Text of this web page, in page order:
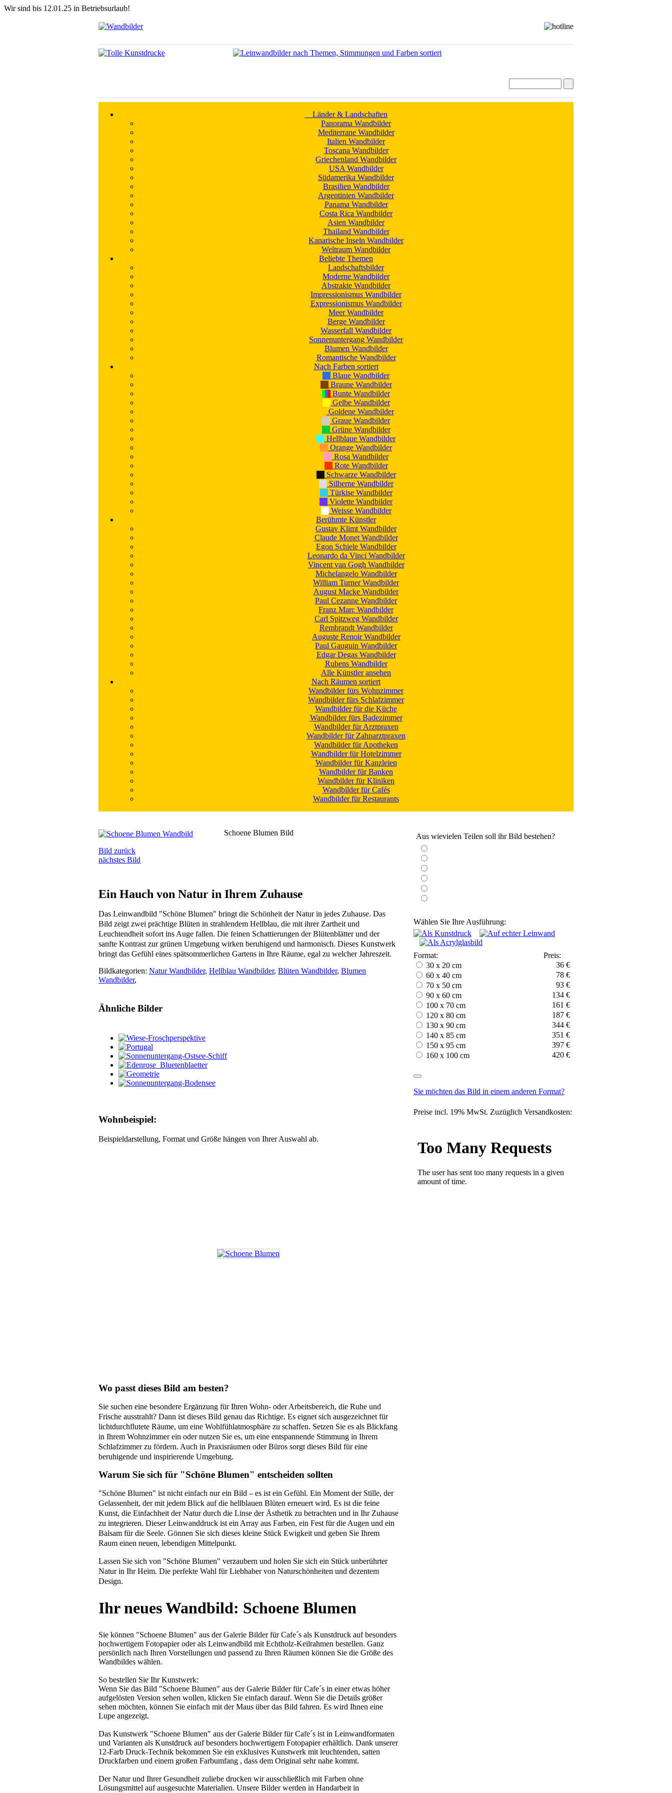
Wir sind bis 12.01.25 in Betriebsurlaub!
Länder & Landschaften
Panorama Wandbilder
Mediterrane Wandbilder
Italien Wandbilder
Toscana Wandbilder
Griechenland Wandbilder
USA Wandbilder
Südamerika Wandbilder
Brasilien Wandbilder
Argentinien Wandbilder
Panama Wandbilder
Costa Rica Wandbilder
Asien Wandbilder
Thailand Wandbilder
Kanarische Inseln Wandbilder
Weltraum Wandbilder
Beliebte Themen
Landschaftsbilder
Moderne Wandbilder
Abstrakte Wandbilder
Impressionismus Wandbilder
Expressionismus Wandbilder
Meer Wandbilder
Berge Wandbilder
Wasserfall Wandbilder
Sonnenuntergang Wandbilder
Blumen Wandbilder
Romantische Wandbilder
Nach Farben sortiert
Blaue Wandbilder
Braune Wandbilder
Bunte Wandbilder
Gelbe Wandbilder
Goldene Wandbilder
Graue Wandbilder
Grüne Wandbilder
Hellblaue Wandbilder
Orange Wandbilder
Rosa Wandbilder
Rote Wandbilder
Schwarze Wandbilder
Silberne Wandbilder
Türkise Wandbilder
Violette Wandbilder
Weisse Wandbilder
Berühmte Künstler
Gustav Klimt Wandbilder
Claude Monet Wandbilder
Egon Schiele Wandbilder
Leonardo da Vinci Wandbilder
Vincent van Gogh Wandbilder
Michelangelo Wandbilder
William Turner Wandbilder
August Macke Wandbilder
Paul Cezanne Wandbilder
Franz Marc Wandbilder
Carl Spitzweg Wandbilder
Rembrandt Wandbilder
Auguste Renoir Wandbilder
Paul Gauguin Wandbilder
Edgar Degas Wandbilder
Rubens Wandbilder
Alle Künstler ansehen
Nach Räumen sortiert
Wandbilder fürs Wohnzimmer
Wandbilder fürs Schlafzimmer
Wandbilder für die Küche
Wandbilder fürs Badezimmer
Wandbilder für Arztpraxen
Wandbilder für Zahnarztpraxen
Wandbilder für Apotheken
Wandbilder für Hotelzimmer
Wandbilder für Kanzleien
Wandbilder für Banken
Wandbilder für Kliniken
Wandbilder für Cafés
Wandbilder für Restaurants
Schoene Blumen Bild
Bild zurück
nächstes Bild
Ein Hauch von Natur in Ihrem Zuhause
Das Leinwandbild "Schöne Blumen" bringt die Schönheit der Natur in jedes Zuhause. Das
Bild zeigt zwei prächtige Blüten in strahlendem Hellblau, die mit ihrer Zartheit und
Leuchtendheit sofort ins Auge fallen. Die feinen Schattierungen der Blütenblätter und der
sanfte Kontrast zur grünen Umgebung wirken beruhigend und harmonisch. Dieses Kunstwerk
bringt das Gefühl eines spätsommerlichen Gartens in Ihre Räume, egal zu welcher Jahreszeit.
Bildkategorien: Natur Wandbilder, Hellblau Wandbilder, Blüten Wandbilder, Blumen
Wandbilder,
Ähnliche Bilder
Wohnbeispiel:
Beispieldarstellung, Format und Größe hängen von Ihrer Auswahl ab.
Wo passt dieses Bild am besten?
Sie suchen eine besondere Ergänzung für Ihren Wohn- oder Arbeitsbereich, die Ruhe und
Frische ausstrahlt? Dann ist dieses Bild genau das Richtige. Es eignet sich ausgezeichnet für
lichtdurchflutete Räume, um eine Wohlfühlatmosphäre zu schaffen. Setzen Sie es als Blickfang
in Ihrem Wohnzimmer ein oder nutzen Sie es, um eine entspannende Stimmung in Ihrem
Schlafzimmer zu fördern. Auch in Praxisräumen oder Büros sorgt dieses Bild für eine
beruhigende und inspirierende Umgebung.
Warum Sie sich für "Schöne Blumen" entscheiden sollten
"Schöne Blumen" ist nicht einfach nur ein Bild – es ist ein Gefühl. Ein Moment der Stille, der
Gelassenheit, der mit jedem Blick auf die hellblauen Blüten erneuert wird. Es ist die feine
Kunst, die Einfachheit der Natur durch die Linse der Ästhetik zu betrachten und in Ihr Zuhause
zu integrieren. Dieser Leinwanddruck ist ein Array aus Farben, ein Fest für die Augen und ein
Balsam für die Seele. Gönnen Sie sich dieses kleine Stück Ewigkeit und geben Sie Ihrem
Raum einen neuen, lebendigen Mittelpunkt.
Lassen Sie sich von "Schöne Blumen" verzaubern und holen Sie sich ein Stück unberührter
Natur in Ihr Heim. Die perfekte Wahl für Liebhaber von Naturschönheiten und dezentem
Design.
Ihr neues Wandbild: Schoene Blumen
Sie können "Schoene Blumen" aus der Galerie Bilder für Cafe´s als Kunstdruck auf besonders
hochwertigem Fotopapier oder als Leinwandbild mit Echtholz-Keilrahmen bestellen. Ganz
persönlich nach Ihren Vorstellungen und passend zu Ihren Räumen können Sie die Größe des
Wandbildes wählen.
So bestellen Sie Ihr Kunstwerk:
Wenn Sie das Bild "Schoene Blumen" aus der Galerie Bilder für Cafe´s in einer etwas höher
aufgelösten Version sehen wollen, klicken Sie einfach darauf. Wenn Sie die Details größer
sehen möchten, können Sie einfach mit der Maus über das Bild fahren. Es wird Ihnen eine
Lupe angezeigt.
Das Kunstwerk "Schoene Blumen" aus der Galerie Bilder für Cafe´s ist in Leinwandformaten
und Varianten als Kunstdruck auf besonders hochwertigem Fotopapier erhältlich. Dank unserer
12-Farb Druck-Technik bekommen Sie ein exklusives Kunstwerk mit leuchtenden, satten
Druckfarben und einem großen Farbumfang , dass dem Original sehr nahe kommt.
Der Natur und Ihrer Gesundheit zuliebe drucken wir ausschließlich mit Farben ohne
Lösungsmittel auf ausgesuchte Materialien. Unsere Bilder werden in Handarbeit in
Aus wievielen Teilen soll ihr Bild bestehen?
Wählen Sie Ihre Ausführung:
Format:
Preis:
30 x 20 cm
36 €
60 x 40 cm
78 €
70 x 50 cm
93 €
90 x 60 cm
134 €
100 x 70 cm
161 €
120 x 80 cm
187 €
130 x 90 cm
344 €
140 x 85 cm
351 €
150 x 95 cm
397 €
160 x 100 cm
420 €
Sie möchten das Bild in einem anderen Format?
Preise incl. 19% MwSt. Zuzüglich Versandkosten: